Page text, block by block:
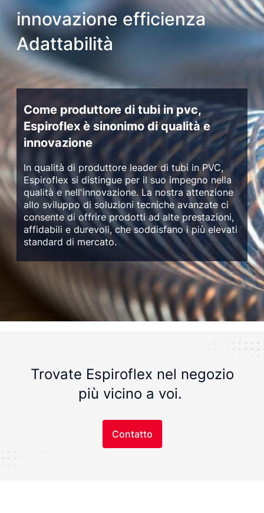
innovazione efficienza
Adattabilità
Come produttore di tubi in pvc,
Espiroflex è sinonimo di qualità e
innovazione
In qualità di produttore leader di tubi in PVC,
Espiroflex si distingue per il suo impegno nella
qualità e nell'innovazione. La nostra attenzione
allo sviluppo di soluzioni tecniche avanzate ci
consente di offrire prodotti ad alte prestazioni,
affidabili e durevoli, che soddisfano i più elevati
standard di mercato.
Trovate Espiroflex nel negozio
più vicino a voi.
Contatto